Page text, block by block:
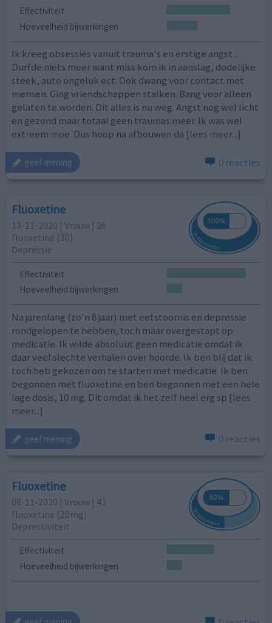
Effectiviteit
Hoeveelheid bijwerkingen
Ik kreeg obsessies vanuit trauma's en erstige angst .
Durfde niets meer want miss kom ik in aanslag, dodelijke
steek, auto ongeluk ect. Ook dwang voor contact met
mensen. Ging vriendschappen stalken. Bang voor alleen
gelaten te worden. Dit alles is nu weg. Angst nog wel licht
en gezond maar totaal geen traumas meer. Ik was wel
extreem moe. Dus hoop na afbouwen da [lees meer...]
geef mening 0 reacties
Fluoxetine
13-11-2020 | Vrouw | 26
fluoxetine (30)
Depressie
Effectiviteit
Hoeveelheid bijwerkingen
Na jarenlang (zo'n 8 jaar) met eetstoornis en depressie
rondgelopen te hebben, toch maar overgestapt op
medicatie. Ik wilde absoluut geen medicatie omdat ik
daar veel slechte verhalen over hoorde. Ik ben blij dat ik
toch heb gekozen om te starten met medicatie. Ik ben
begonnen met fluoxetine en ben begonnen met een hele
lage dosis, 10 mg. Dit omdat ik het zelf heel erg sp [lees
meer...]
geef mening 0 reacties
Fluoxetine
08-11-2020 | Vrouw | 43
fluoxetine (20mg)
Depressiviteit
Effectiviteit
Hoeveelheid bijwerkingen